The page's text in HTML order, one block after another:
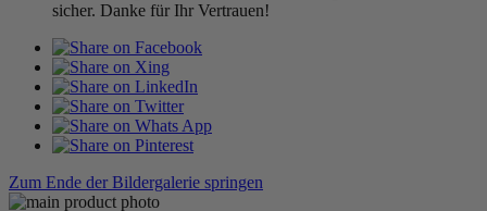
sicher. Danke für Ihr Vertrauen!
Zum Ende der Bildergalerie springen